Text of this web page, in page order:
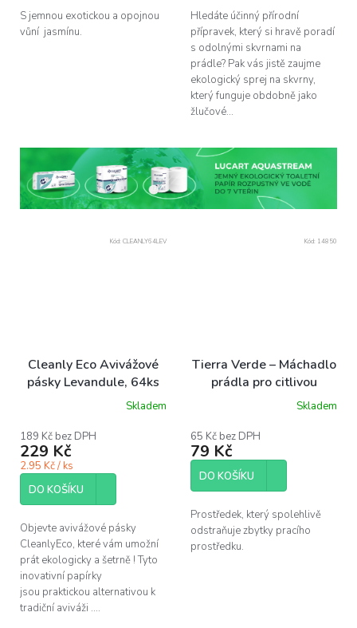
S jemnou exotickou a opojnou
vůní jasmínu.
Hledáte účinný přírodní
přípravek, který si hravě poradí
s odolnými skvrnami na
prádle? Pak vás jistě zaujme
ekologický sprej na skvrny,
který funguje obdobně jako
žlučové...
Cleanly Eco Avivážové
pásky Levandule, 64ks
Skladem
189 Kč bez DPH
229 Kč
2.95 Kč / ks
DO KOŠÍKU
Objevte avivážové pásky
CleanlyEco, které vám umožní
prát ekologicky a šetrně ! Tyto
inovativní papírky
jsou praktickou alternativou k
tradiční aviváži ....
Kód: CLEANLY64LEV
Tierra Verde – Máchadlo
prádla pro citlivou
Skladem
65 Kč bez DPH
79 Kč
DO KOŠÍKU
Prostředek, který spolehlivě
odstraňuje zbytky pracího
prostředku.
Kód: 14850